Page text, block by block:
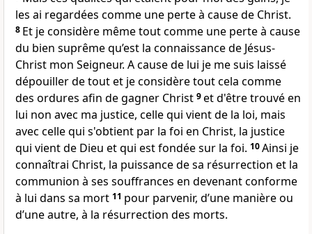
les ai regardées comme une perte à cause de Christ.
8 Et je considère même tout comme une perte à cause
du bien suprême qu’est la connaissance de Jésus-
Christ mon Seigneur. A cause de lui je me suis laissé
dépouiller de tout et je considère tout cela comme
des ordures afin de gagner Christ 9et d'être trouvé en
lui non avec ma justice, celle qui vient de la loi, mais
avec celle qui s'obtient par la foi en Christ, la justice
qui vient de Dieu et qui est fondée sur la foi. 10Ainsi je
connaîtrai Christ, la puissance de sa résurrection et la
communion à ses souffrances en devenant conforme
à lui dans sa mort 11 pour parvenir, d’une manière ou
d’une autre, à la résurrection des morts.